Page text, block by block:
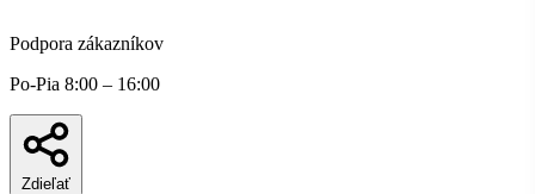
Podpora zákazníkov
Po-Pia 8:00 – 16:00
Zdieľať